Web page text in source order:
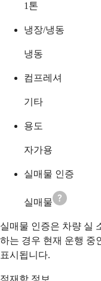
1 톤
냉장/냉동
냉동
컴프레셔
기타
용도
자가용
실매물 인증
실매물
실매물 인증은 차량 실
하는 경우 현재 운행 중
표시됩니다.
적재함 정보